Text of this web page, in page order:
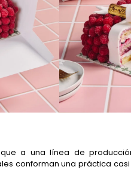
a una línea de
conforman una práctica casi